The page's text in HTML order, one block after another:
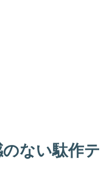
ない駄作